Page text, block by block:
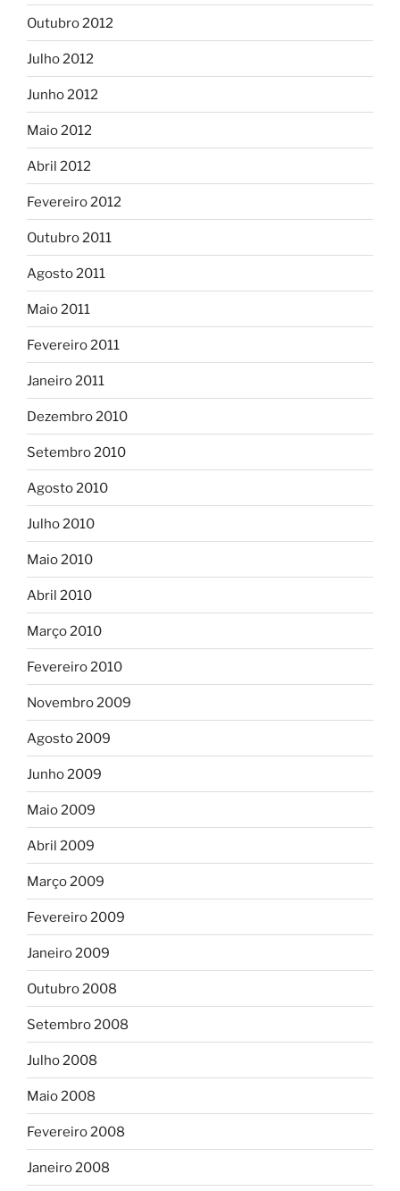
Outubro 2012
Julho 2012
Junho 2012
Maio 2012
Abril 2012
Fevereiro 2012
Outubro 2011
Agosto 2011
Maio 2011
Fevereiro 2011
Janeiro 2011
Dezembro 2010
Setembro 2010
Agosto 2010
Julho 2010
Maio 2010
Abril 2010
Março 2010
Fevereiro 2010
Novembro 2009
Agosto 2009
Junho 2009
Maio 2009
Abril 2009
Março 2009
Fevereiro 2009
Janeiro 2009
Outubro 2008
Setembro 2008
Julho 2008
Maio 2008
Fevereiro 2008
Janeiro 2008